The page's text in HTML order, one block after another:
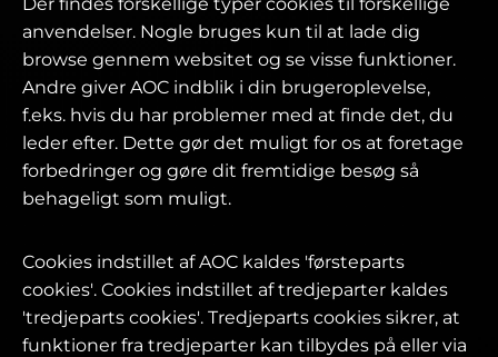
anvendelser. Nogle bruges kun til at lade dig
browse gennem websitet og se visse funktioner.
Andre giver AOC indblik i din brugeroplevelse,
f.eks. hvis du har problemer med at finde det, du
leder efter. Dette gør det muligt for os at foretage
forbedringer og gøre dit fremtidige besøg så
behageligt som muligt.
Cookies indstillet af AOC kaldes 'førsteparts
cookies'. Cookies indstillet af tredjeparter kaldes
'tredjeparts cookies'. Tredjeparts cookies sikrer, at
funktioner fra tredjeparter kan tilbydes på eller via